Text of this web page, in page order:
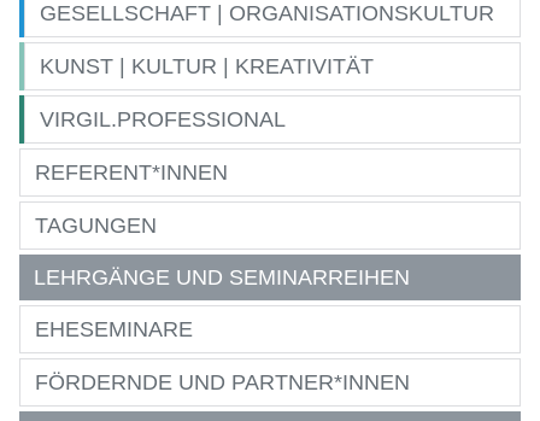
GESELLSCHAFT | ORGANISATIONSKULTUR
KUNST | KULTUR | KREATIVITÄT
VIRGIL.PROFESSIONAL
REFERENT*INNEN
TAGUNGEN
LEHRGÄNGE UND SEMINARREIHEN
EHESEMINARE
FÖRDERNDE UND PARTNER*INNEN